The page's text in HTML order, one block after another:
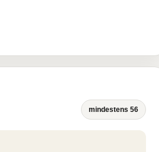
mindestens 56